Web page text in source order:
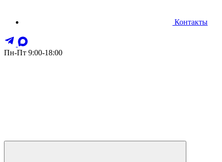
Контакты
Пн-Пт 9:00-18:00